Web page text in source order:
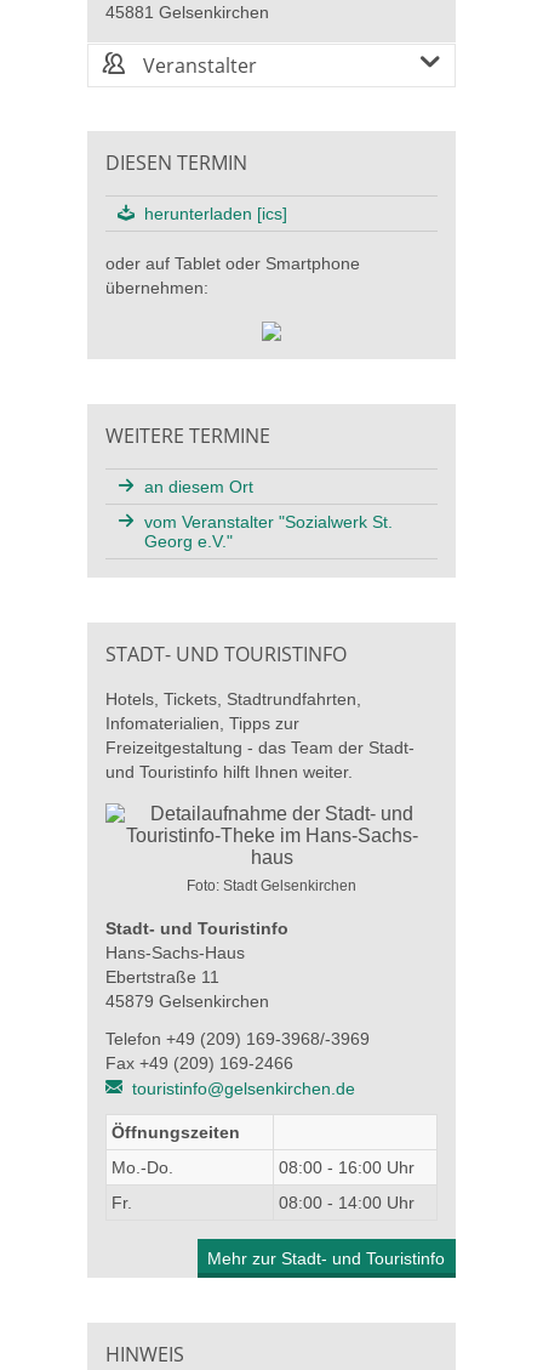
45881 Gelsenkirchen
Veranstalter
DIESEN TERMIN
herunterladen [ics]
oder auf Tablet oder Smartphone
übernehmen:
WEITERE TERMINE
an diesem Ort
vom Veranstalter "Sozialwerk St.
Georg e.V."
STADT- UND TOURISTINFO
Hotels, Tickets, Stadtrundfahrten,
Infomaterialien, Tipps zur
Freizeitgestaltung - das Team der Stadt-
und Touristinfo hilft Ihnen weiter.
Foto: Stadt Gelsenkirchen
Stadt- und Touristinfo
Hans-Sachs-Haus
Ebertstraße 11
45879 Gelsenkirchen
Telefon +49 (209) 169-3968/-3969
Fax +49 (209) 169-2466
touristinfo@gelsenkirchen.de
Öffnungszeiten
Mo.-Do.
08:00 - 16:00 Uhr
Fr.
08:00 - 14:00 Uhr
Mehr zur Stadt- und Touristinfo
HINWEIS